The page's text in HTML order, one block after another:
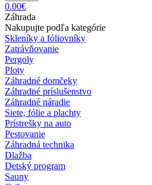
0.00€
Záhrada
Nakupujte podľa kategórie
Skleníky a fóliovníky
Zatrávňovanie
Pergoly
Ploty
Záhradné domčeky
Záhradné príslušenstvo
Záhradné náradie
Siete, fólie a plachty
Prístrešky na auto
Pestovanie
Záhradná technika
Dlažba
Detský program
Sauny